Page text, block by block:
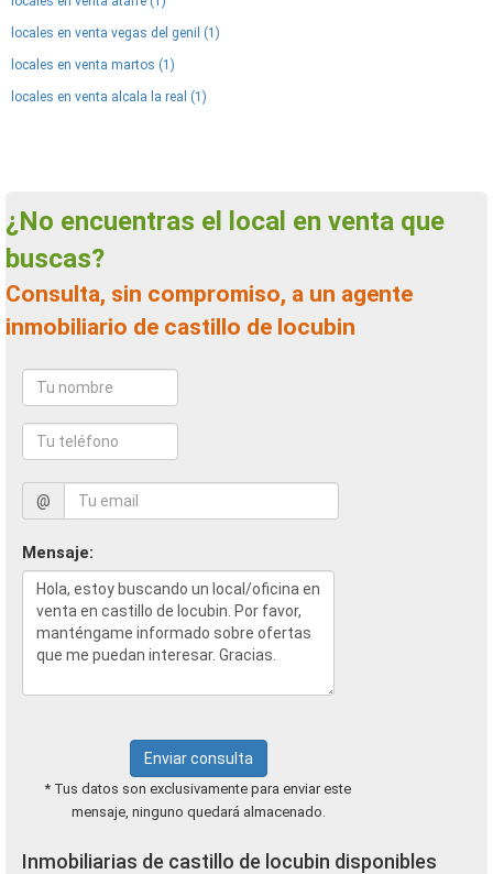
locales en venta vegas del genil (1)
locales en venta martos (1)
locales en venta alcala la real (1)
¿No encuentras el local en venta que
buscas?
Consulta, sin compromiso, a un agente
inmobiliario de castillo de locubin
@
Mensaje:
Enviar consulta
* Tus datos son exclusivamente para enviar este
mensaje, ninguno quedará almacenado.
Inmobiliarias de castillo de locubin disponibles